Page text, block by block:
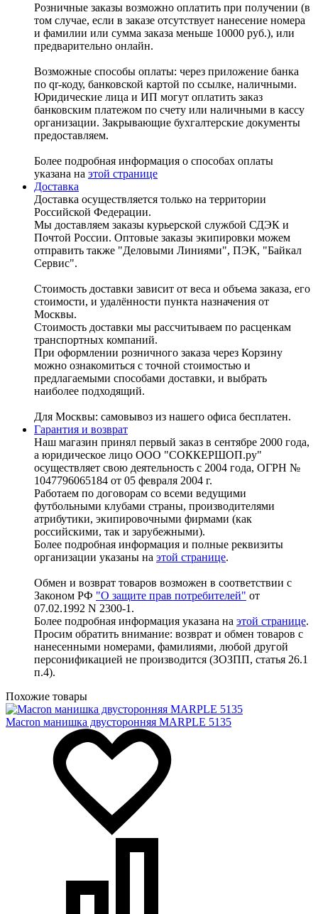
Розничные заказы возможно оплатить при получении (в
том случае, если в заказе отсутствует нанесение номера
и фамилии или сумма заказа меньше 10000 руб.), или
предварительно онлайн.
Возможные способы оплаты: через приложение банка
по qr-коду, банковской картой по ссылке, наличными.
Юридические лица и ИП могут оплатить заказ
банковским платежом по счету или наличными в кассу
организации. Закрывающие бухгалтерские документы
предоставляем.
Более подробная информация о способах оплаты
указана на этой странице
Доставка
Доставка осуществляется только на территории
Российской Федерации.
Мы доставляем заказы курьерской службой СДЭК и
Почтой России. Оптовые заказы экипировки можем
отправить также "Деловыми Линиями", ПЭК, "Байкал
Сервис".
Стоимость доставки зависит от веса и объема заказа, его
стоимости, и удалённости пункта назначения от
Москвы.
Стоимость доставки мы рассчитываем по расценкам
транспортных компаний.
При оформлении розничного заказа через Корзину
можно ознакомиться с точной стоимостью и
предлагаемыми способами доставки, и выбрать
наиболее подходящий.
Для Москвы: самовывоз из нашего офиса бесплатен.
Гарантия и возврат
Наш магазин принял первый заказ в сентябре 2000 года,
а юридическое лицо ООО "СОККЕРШОП.ру"
осуществляет свою деятельность с 2004 года, ОГРН №
1047796065184 от 05 февраля 2004 г.
Работаем по договорам со всеми ведущими
футбольными клубами страны, производителями
атрибутики, экипировочными фирмами (как
российскими, так и зарубежными).
Более подробная информация и полные реквизиты
организации указаны на этой странице.
Обмен и возврат товаров возможен в соответствии с
Законом РФ "О защите прав потребителей" от
07.02.1992 N 2300-1.
Более подробная информация указана на этой странице.
Просим обратить внимание: возврат и обмен товаров с
нанесенными номерами, фамилиями, любой другой
персонификацией не производится (ЗОЗПП, статья 26.1
п.4).
Похожие товары
Macron манишка двусторонняя MARPLE 5135